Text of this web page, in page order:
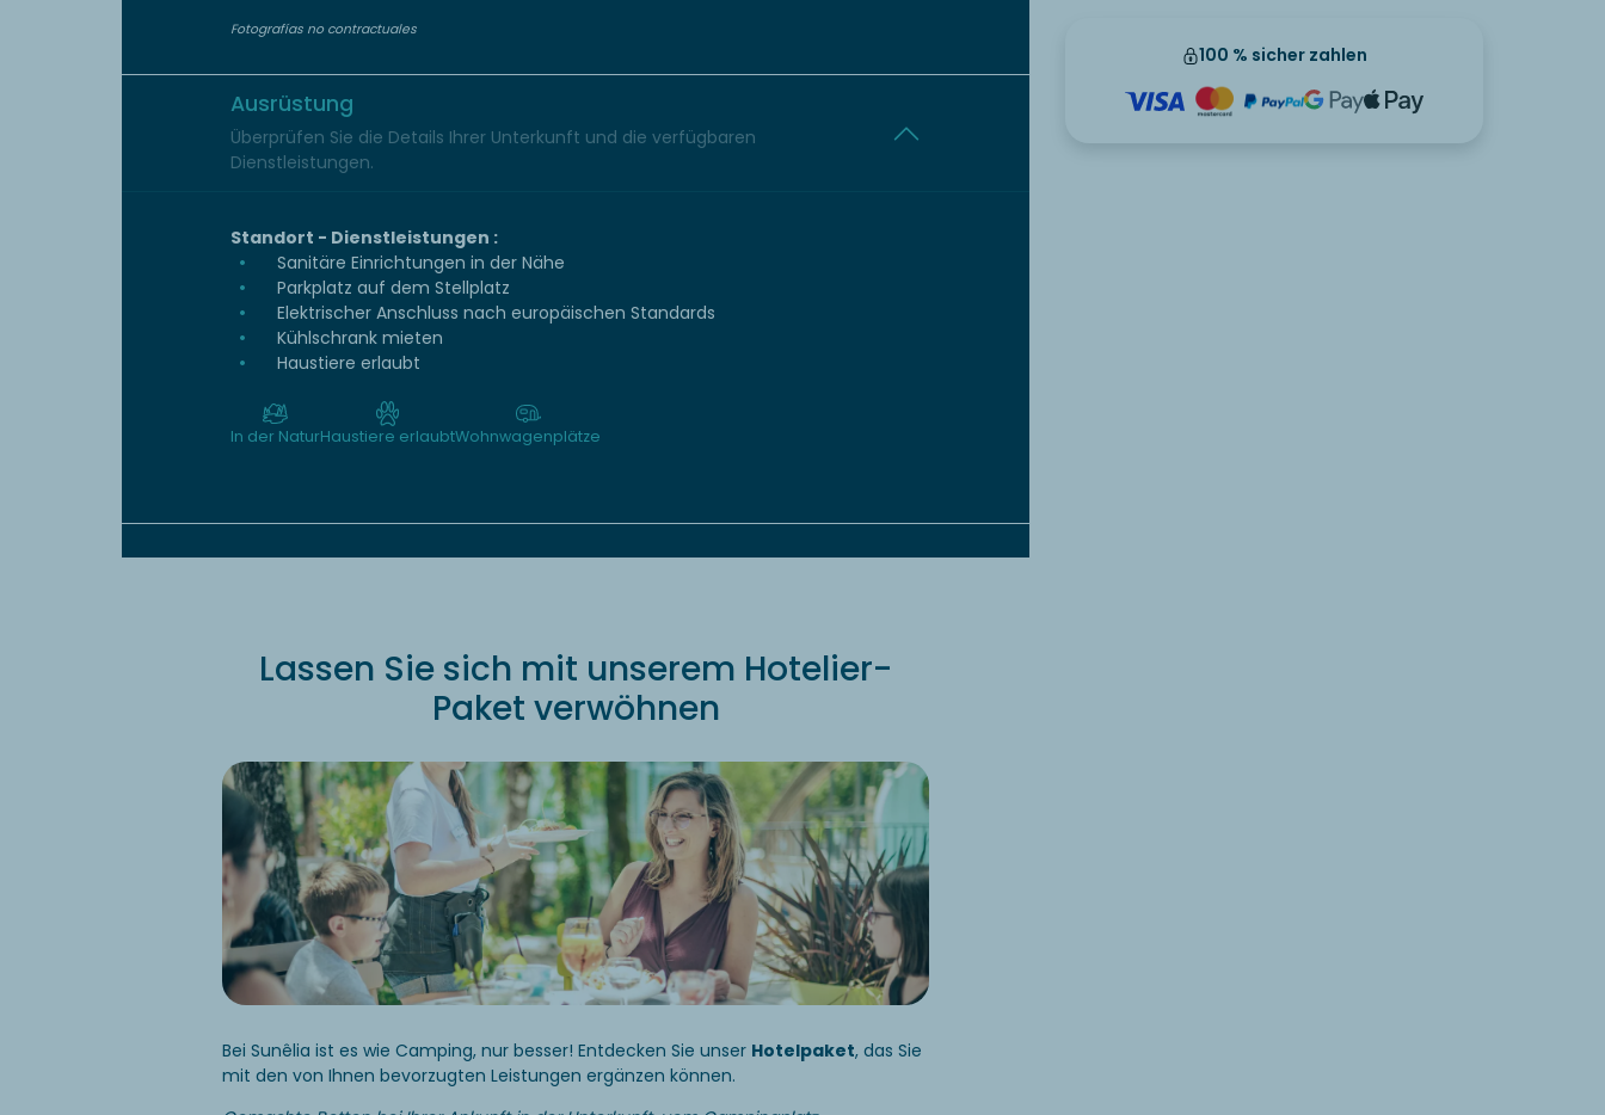
100 % sicher zahlen
Fotografías no contractuales
Ausrüstung
Überprüfen Sie die Details Ihrer Unterkunft und die verfügbaren
Dienstleistungen.
Standort - Dienstleistungen :
Sanitäre Einrichtungen in der Nähe
Parkplatz auf dem Stellplatz
Elektrischer Anschluss nach europäischen Standards
Kühlschrank mieten
Haustiere erlaubt
In der NaturHaustiere erlaubtWohnwagenplätze
Lassen Sie sich mit unserem Hotelier-
Paket verwöhnen
Bei Sunêlia ist es wie Camping, nur besser! Entdecken Sie unser Hotelpaket, das Sie
mit den von Ihnen bevorzugten Leistungen ergänzen können.